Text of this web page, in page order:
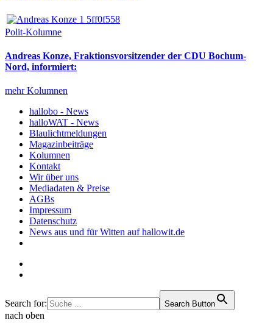
Polit-Kolumne
Andreas Konze, Fraktionsvorsitzender der CDU Bochum-
Nord, informiert:
mehr Kolumnen
hallobo - News
halloWAT - News
Blaulichtmeldungen
Magazinbeiträge
Kolumnen
Kontakt
Wir über uns
Mediadaten & Preise
AGBs
Impressum
Datenschutz
News aus und für Witten auf hallowit.de
Search for: Search Button
nach oben